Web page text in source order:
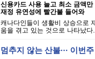
신용카드 사용 늘고 최소 금액만
재정 유연성에 빨간불 들어와
캐나다인들이 생활비 상승으로
움을 겪고 있는 것으로 나타났
멈추지 않는 산불··· 이번